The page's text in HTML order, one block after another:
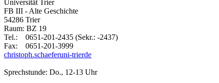
Universität Trier
FB III - Alte Geschichte
54286 Trier
Raum: BZ 19
Tel.: 0651-201-2435 (Sekr.: -2437)
Fax: 0651-201-3999
christoph.schaeferuni-trierde
Sprechstunde: Do., 12-13 Uhr